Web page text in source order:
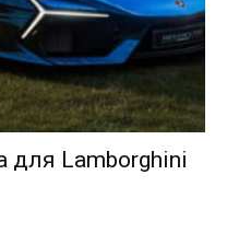
для Lamborghini